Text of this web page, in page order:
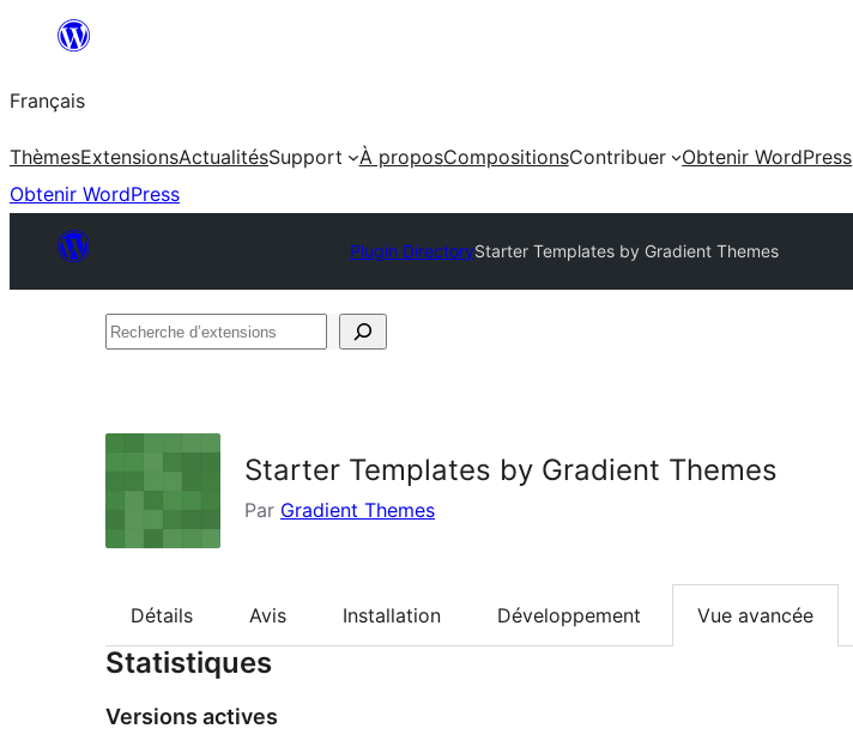
contenu
Français
ThèmesExtensionsActualitésSupport À proposCompositionsContribuer
Obtenir WordPress
Obtenir WordPress
Plugin DirectoryStarter Templates by Gradient Themes
Recherche
Starter Templates by Gradient Themes
Par Gradient Themes
Détails Avis Installation Développement Vue avancée
Statistiques
Versions actives